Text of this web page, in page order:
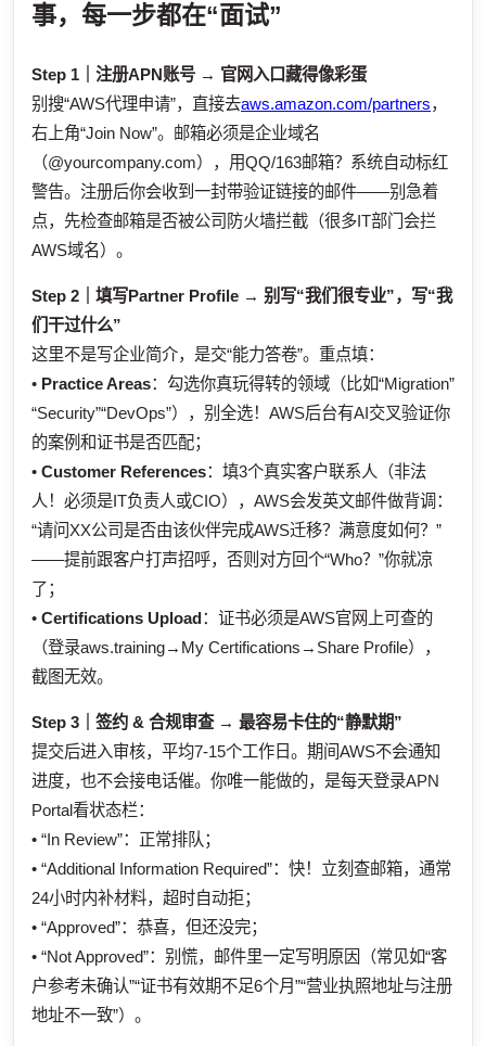
事，每一步都在“面试”
Step 1｜注册APN账号 → 官网入口藏得像彩蛋
别搜“AWS代理申请”，直接去aws.amazon.com/partners，
右上角“Join Now”。邮箱必须是企业域名
（@yourcompany.com），用QQ/163邮箱？系统自动标红
警告。注册后你会收到一封带验证链接的邮件——别急着
点，先检查邮箱是否被公司防火墙拦截（很多IT部门会拦
AWS域名）。
Step 2｜填写Partner Profile → 别写“我们很专业”，写“我
们干过什么”
这里不是写企业简介，是交“能力答卷”。重点填：
• Practice Areas：勾选你真玩得转的领域（比如“Migration”
“Security”“DevOps”），别全选！AWS后台有AI交叉验证你
的案例和证书是否匹配；
• Customer References：填3个真实客户联系人（非法
人！必须是IT负责人或CIO），AWS会发英文邮件做背调：
“请问XX公司是否由该伙伴完成AWS迁移？满意度如何？”
——提前跟客户打声招呼，否则对方回个“Who？”你就凉
了；
• Certifications Upload：证书必须是AWS官网上可查的
（登录aws.training→My Certifications→Share Profile），
截图无效。
Step 3｜签约 & 合规审查 → 最容易卡住的“静默期”
提交后进入审核，平均7-15个工作日。期间AWS不会通知
进度，也不会接电话催。你唯一能做的，是每天登录APN
Portal看状态栏：
• “In Review”：正常排队；
• “Additional Information Required”：快！立刻查邮箱，通常
24小时内补材料，超时自动拒；
• “Approved”：恭喜，但还没完；
• “Not Approved”：别慌，邮件里一定写明原因（常见如“客
户参考未确认”“证书有效期不足6个月”“营业执照地址与注册
地址不一致”）。